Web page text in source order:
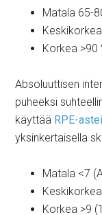
Matala 65-
Korkea >90
Absoluuttisen
puheeksi
käyttää RPE-
yksinkertaisella
Matala <7
Korkea >9